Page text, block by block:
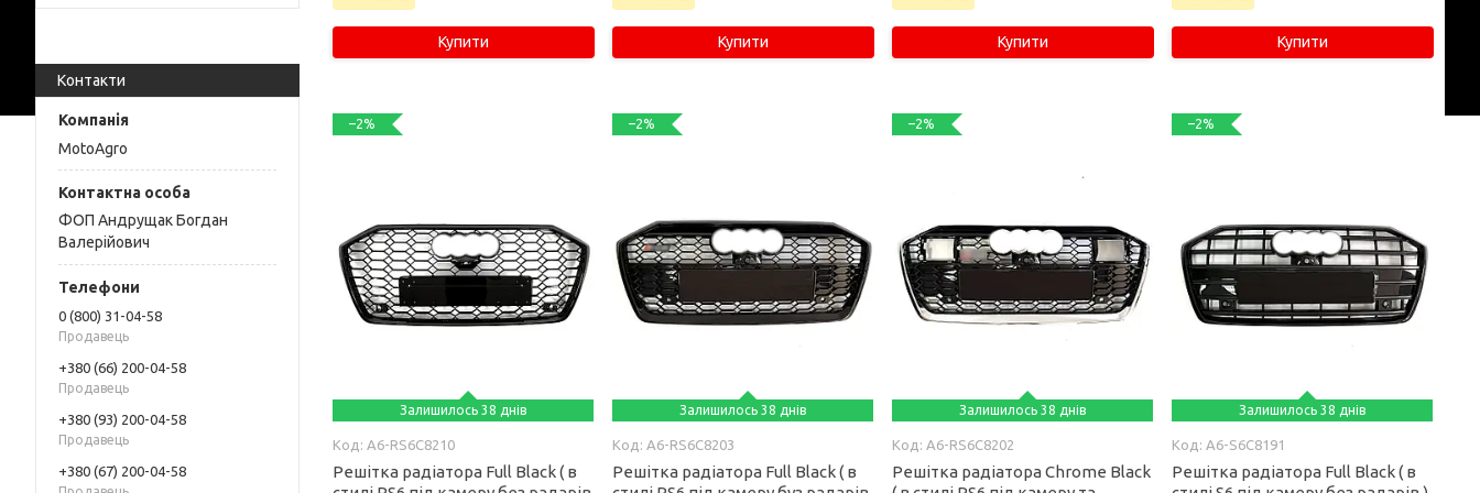
Контакти
MotoAgro
ФОП Андрущак Богдан
Валерійович
0 (800) 31-04-58
Продавець
+380 (66) 200-04-58
Продавець
+380 (93) 200-04-58
Продавець
+380 (67) 200-04-58
Купити Купити Купити Купити
–2%
Залишилось 38 днів
A6-RS6C8210
Решітка радіатора Full Black ( в
–2%
Залишилось 38 днів
A6-RS6C8203
Решітка радіатора Full Black ( в
–2%
Залишилось 38 днів
A6-RS6C8202
Решітка радіатора Chrome Black
–2%
Залишилось 38 днів
A6-S6C8191
Решітка радіатора Full Black ( в